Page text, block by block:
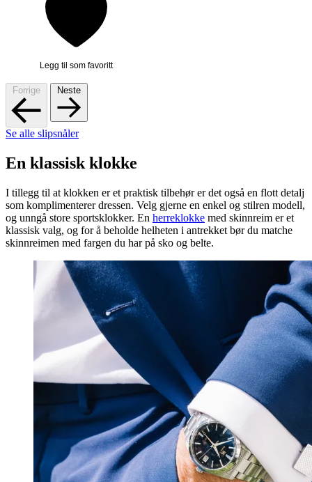
Legg til som favoritt
Forrige Neste
Se alle slipsnåler
En klassisk klokke
I tillegg til at klokken er et praktisk tilbehør er det også en flott detalj
som komplimenterer dressen. Velg gjerne en enkel og stilren modell,
og unngå store sportsklokker. En herreklokke med skinnreim er et
klassisk valg, og for å beholde helheten i antrekket bør du matche
skinnreimen med fargen du har på sko og belte.